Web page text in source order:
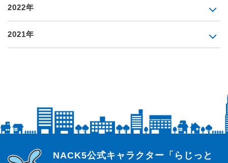
2022年
2021年
らじっと君
NACK5公式キャラクター「らじっと